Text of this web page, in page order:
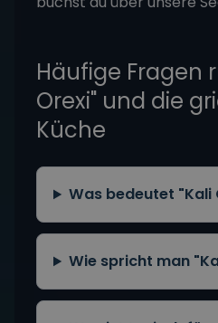
Was ist typisch für
Küche?
Kann man an Bord
WasMitsegelngenau
sich eignet, liest du auf
Übersichtsseite.